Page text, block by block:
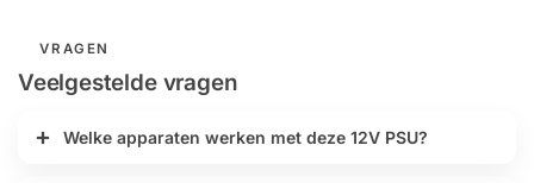
VRAGEN
Veelgestelde vragen
Welke apparaten werken met deze 12V PSU?